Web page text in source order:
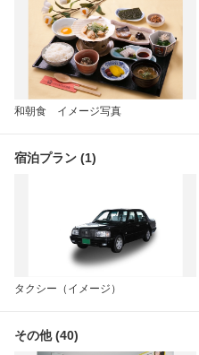
和朝食 イメージ写真
宿泊プラン (1)
タクシー（イメージ）
その他 (40)